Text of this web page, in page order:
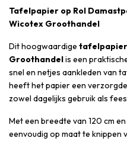
Tafelpapier op Rol
Wicotex Groothandel
Dit hoogwaardige
Groothandelis een
snel en netjes aankleden van
heeft het papier een
zowel dagelijks gebruik als
Met een breedte van 120 cm
eenvoudig op maat te knippen